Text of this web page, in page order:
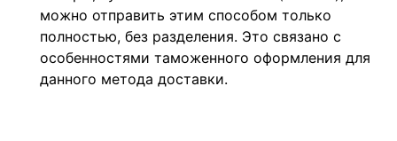
можно отправить этим способом только
полностью, без разделения. Это связано с
особенностями таможенного оформления для
данного метода доставки.